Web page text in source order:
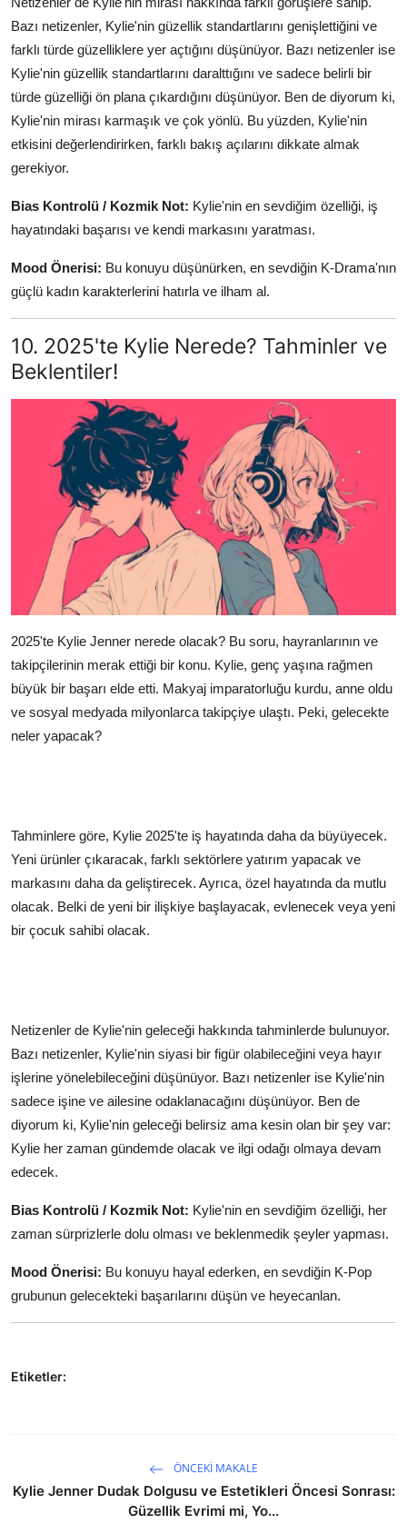
Bazı netizenler, Kylie'nin güzellik standartlarını genişlettiğini ve
farklı türde güzelliklere yer açtığını düşünüyor. Bazı netizenler ise
Kylie'nin güzellik standartlarını daralttığını ve sadece belirli bir
türde güzelliği ön plana çıkardığını düşünüyor. Ben de diyorum ki,
Kylie'nin mirası karmaşık ve çok yönlü. Bu yüzden, Kylie'nin
etkisini değerlendirirken, farklı bakış açılarını dikkate almak
gerekiyor.
Bias Kontrolü / Kozmik Not: Kylie'nin en sevdiğim özelliği, iş
hayatındaki başarısı ve kendi markasını yaratması.
Mood Önerisi: Bu konuyu düşünürken, en sevdiğin K-Drama'nın
güçlü kadın karakterlerini hatırla ve ilham al.
10. 2025'te Kylie Nerede? Tahminler ve
Beklentiler!
2025'te Kylie Jenner nerede olacak? Bu soru, hayranlarının ve
takipçilerinin merak ettiği bir konu. Kylie, genç yaşına rağmen
büyük bir başarı elde etti. Makyaj imparatorluğu kurdu, anne oldu
ve sosyal medyada milyonlarca takipçiye ulaştı. Peki, gelecekte
neler yapacak?
Tahminlere göre, Kylie 2025'te iş hayatında daha da büyüyecek.
Yeni ürünler çıkaracak, farklı sektörlere yatırım yapacak ve
markasını daha da geliştirecek. Ayrıca, özel hayatında da mutlu
olacak. Belki de yeni bir ilişkiye başlayacak, evlenecek veya yeni
bir çocuk sahibi olacak.
Netizenler de Kylie'nin geleceği hakkında tahminlerde bulunuyor.
Bazı netizenler, Kylie'nin siyasi bir figür olabileceğini veya hayır
işlerine yönelebileceğini düşünüyor. Bazı netizenler ise Kylie'nin
sadece işine ve ailesine odaklanacağını düşünüyor. Ben de
diyorum ki, Kylie'nin geleceği belirsiz ama kesin olan bir şey var:
Kylie her zaman gündemde olacak ve ilgi odağı olmaya devam
edecek.
Bias Kontrolü / Kozmik Not: Kylie'nin en sevdiğim özelliği, her
zaman sürprizlerle dolu olması ve beklenmedik şeyler yapması.
Mood Önerisi: Bu konuyu hayal ederken, en sevdiğin K-Pop
grubunun gelecekteki başarılarını düşün ve heyecanlan.
Etiketler:
ÖNCEKI MAKALE
Kylie Jenner Dudak Dolgusu ve Estetikleri Öncesi Sonrası:
Güzellik Evrimi mi, Yo...